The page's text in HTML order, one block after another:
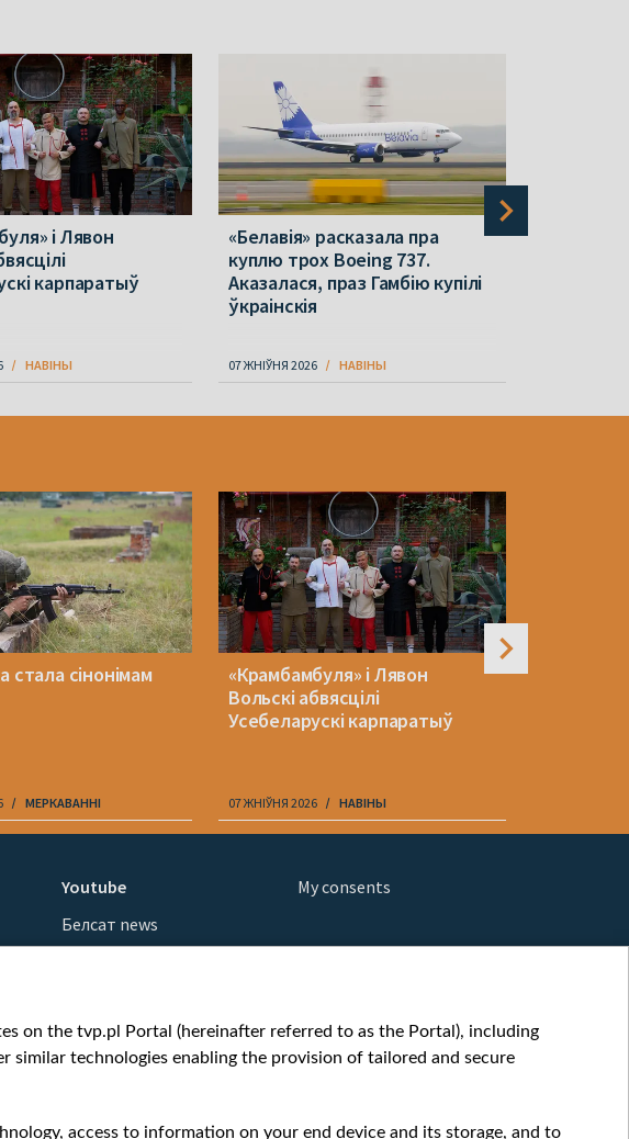
і Лявон
карпаратыў
НАВІНЫ
«Белавія» расказала пра
куплю трох Boeing 737.
Аказалася, праз Гамбію купілі
ўкраінскія
07 ЖНІЎНЯ 2026 НАВІНЫ
стала сінонімам
МЕРКАВАННI
«Крамбамбуля» і Лявон
Вольскі абвясцілі
Усебеларускі карпаратыў
07 ЖНІЎНЯ 2026 НАВІНЫ
Youtube
Белсат news
Белсат Shorts
Belsat English
Biełsat PL
Белсат History
My consents
on the tvp.pl Portal (hereinafter referred to as the Portal), including
similar technologies enabling the provision of tailored and secure
access to information on your end device and its storage, and to